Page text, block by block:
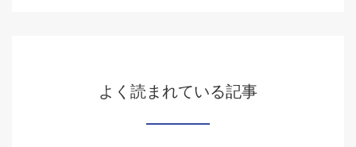
よく読まれている記事